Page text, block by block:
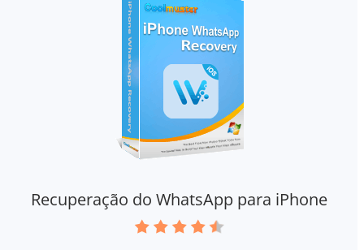
Recuperação do WhatsApp para iPhone